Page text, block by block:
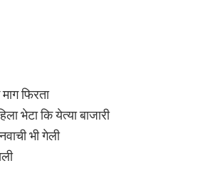
फिरता
भेटा कि येत्या बाजारी
भी गेली